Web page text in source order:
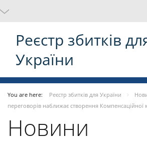
Реєстр збитків
України
You are here: Реєстр збитків для України
переговорів наближає створення Компенсаційної
Новини